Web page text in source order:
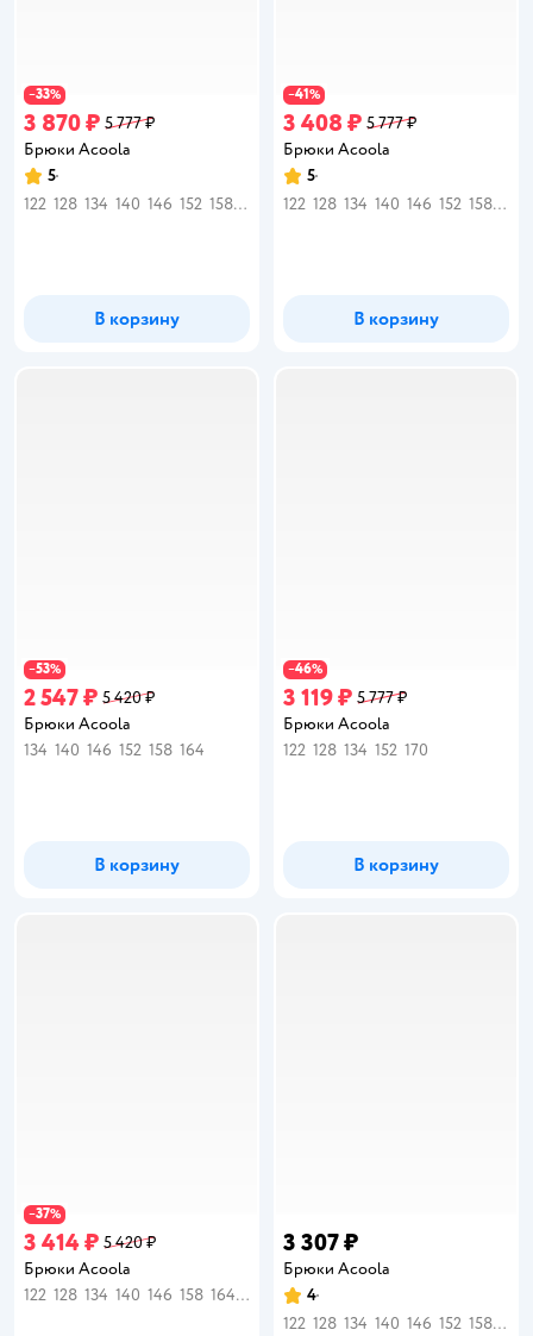
−33%
3 870 ₽ 5 777 ₽
Брюки Acoola
Рейтинг:
5
122 128 134 140 146 152 158 164
В корзину
−41%
3 408 ₽ 5 777 ₽
Брюки Acoola
Рейтинг:
5
122 128 134 140 146 152 158 164
В корзину
−53%
2 547 ₽ 5 420 ₽
Брюки Acoola
134 140 146 152 158 164
В корзину
−46%
3 119 ₽ 5 777 ₽
Брюки Acoola
122 128 134 152 170
В корзину
−37%
3 414 ₽ 5 420 ₽
Брюки Acoola
122 128 134 140 146 158 164 170
3 307 ₽
Брюки Acoola
Рейтинг:
4
122 128 134 140 146 152 158 164